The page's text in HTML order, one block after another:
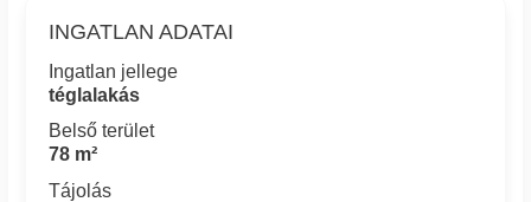
INGATLAN ADATAI
Ingatlan jellege
téglalakás
Belső terület
78 m²
Tájolás